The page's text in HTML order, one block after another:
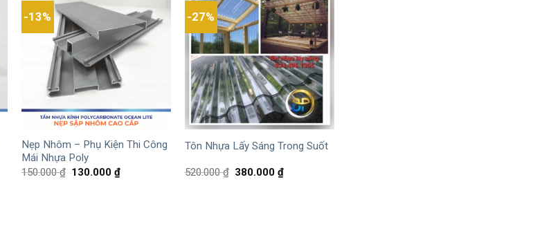
-13%
Nẹp Nhôm – Phụ Kiện Thi Công
Mái Nhựa Poly
150.000₫ 130.000₫
-27%
Tôn Nhựa Lấy Sáng Trong Suốt
520.000₫ 380.000₫